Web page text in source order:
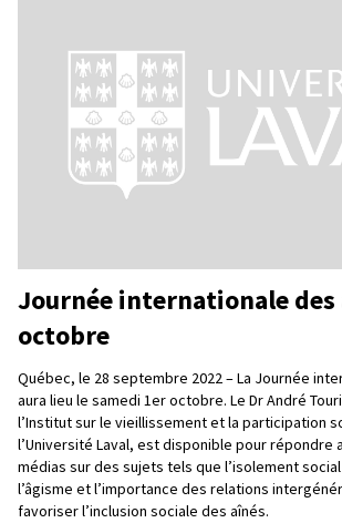
Journée internationale des
octobre
Québec, le 28 septembre 2022 – La Journée
aura lieu le samedi 1er octobre. Le Dr André
l’Institut sur le vieillissement et la participation
l’Université Laval, est disponible pour répondre
médias sur des sujets tels que l’isolement
l’âgisme et l’importance des relations
favoriser l’inclusion sociale des aînés.